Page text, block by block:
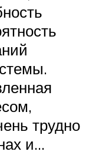
трудно
и…